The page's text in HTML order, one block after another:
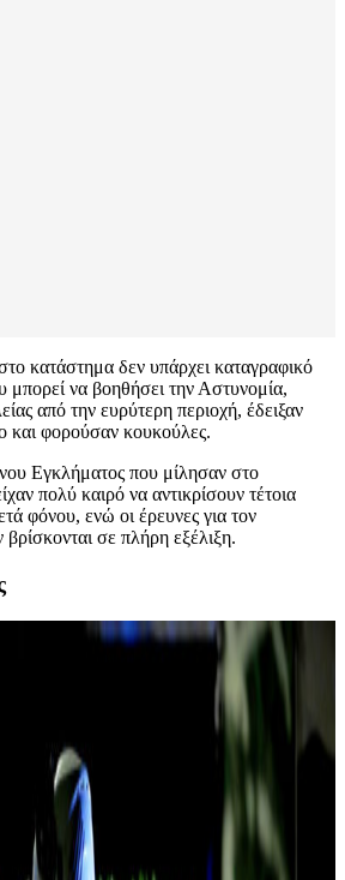
κατάστημα δεν υπάρχει καταγραφικό
μπορεί να βοηθήσει την Αστυνομία,
από την ευρύτερη περιοχή, έδειξαν
και φορούσαν κουκούλες.
Εγκλήματος που μίλησαν στο
πολύ καιρό να αντικρίσουν τέτοια
φόνου, ενώ οι έρευνες για τον
σε πλήρη εξέλιξη.